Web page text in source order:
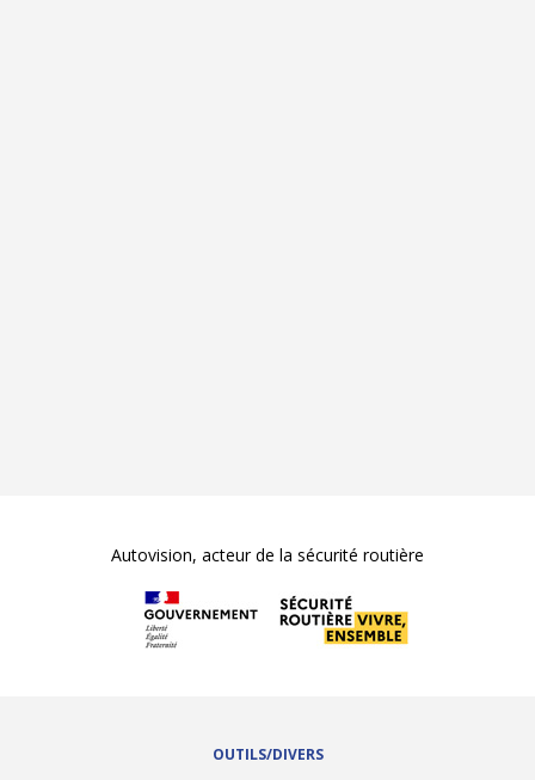
Autovision, acteur de la sécurité routière
OUTILS/DIVERS